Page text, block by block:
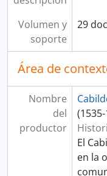
[Fondo]
[Fondo]
[Fondo]
[Fondo]
[Fondo]
[Fondo]
[Fondo]
[Fondo] COMISIÓN
[Fondo]
[Agrupación
Volumen y
soporte
29
Área de
Nombre
del
productor
El
en la